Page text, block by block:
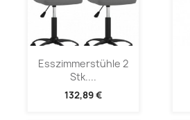
Esszimmerstühle 2
Stk....
132,89 €